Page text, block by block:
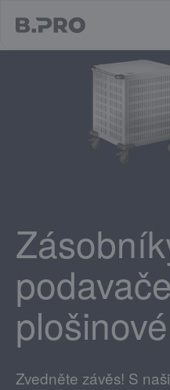
plošinové
Zvedněte závěs! S